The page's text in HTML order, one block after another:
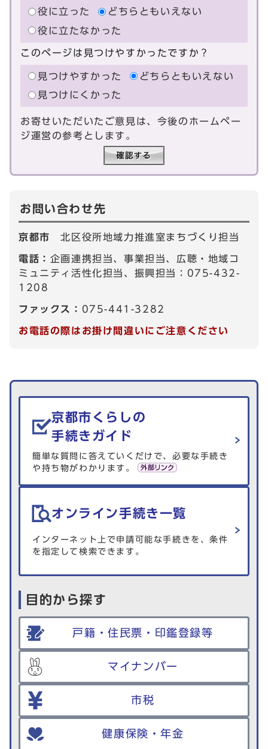
役に立った
どちらともいえない
役に立たなかった
このページは見つけやすかったですか？
見つけやすかった
どちらともいえない
見つけにくかった
お寄せいただいたご意見は、今後のホームペー
ジ運営の参考とします。
お問い合わせ先
京都市北区役所地域力推進室まちづくり担当
電話： 企画連携担当、事業担当、広聴・地域コ
ミュニティ活性化担当、振興担当：075-432-
1208
ファックス： 075-441-3282
お電話の際はお掛け間違いにご注意ください
生活情報を探す
京都市くらしの
手続きガイド
簡単な質問に答えていくだけで、必要な手続き
や持ち物がわかります。
オンライン手続き一覧
インターネット上で申請可能な手続きを、条件
を指定して検索できます。
目的から探す
戸籍・住民票・印鑑登録等
マイナンバー
市税
健康保険・年金